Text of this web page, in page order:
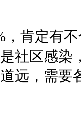
，肯定有
社区感染
远，需要